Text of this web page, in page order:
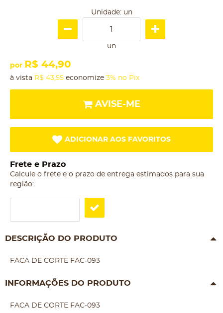
Unidade: un
un
por R$ 44,90
à vista R$ 43,55 economize 3% no Pix
AVISE-ME
ADICIONAR AOS FAVORITOS
Frete e Prazo
Calcule o frete e o prazo de entrega estimados para sua
região:
DESCRIÇÃO DO PRODUTO
FACA DE CORTE FAC-093
INFORMAÇÕES DO PRODUTO
FACA DE CORTE FAC-093